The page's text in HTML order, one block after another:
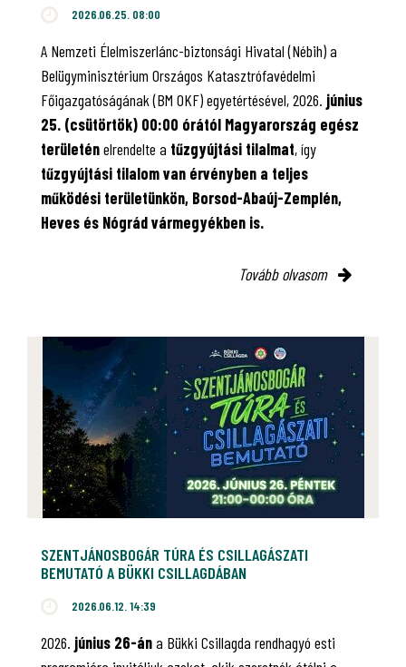
2026.06.25. 08:00
A Nemzeti Élelmiszerlánc-biztonsági Hivatal (Nébih) a
Belügyminisztérium Országos Katasztrófavédelmi
Főigazgatóságának (BM OKF) egyetértésével, 2026. június
25. (csütörtök) 00:00 órától Magyarország egész
területénelrendelte a tűzgyújtási tilalmat, így
tűzgyújtási tilalom van érvényben a teljes
működési területünkön, Borsod-Abaúj-Zemplén,
Heves és Nógrád vármegyékben is.
Tovább olvasom
SZENTJÁNOSBOGÁR TÚRA ÉS CSILLAGÁSZATI
BEMUTATÓ A BÜKKI CSILLAGDÁBAN
2026.06.12. 14:39
2026. június 26-ána Bükki Csillagda rendhagyó esti